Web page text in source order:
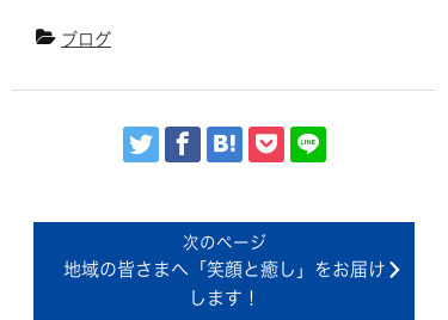
ブログ
地域の皆さまへ「笑顔と癒し」をお届け
します！